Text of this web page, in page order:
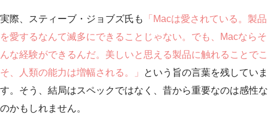
実際、スティーブ・ジョブズ氏も
「Macは愛されている。製品
を愛するなんて滅多にできることじゃない。でも、Macならそ
んな経験ができるんだ。美しいと思える製品に触れることでこ
そ、人類の能力は増幅される。」
という旨の言葉を残していま
す。そう、結局はスペックではなく、昔から重要なのは感性な
のかもしれません。